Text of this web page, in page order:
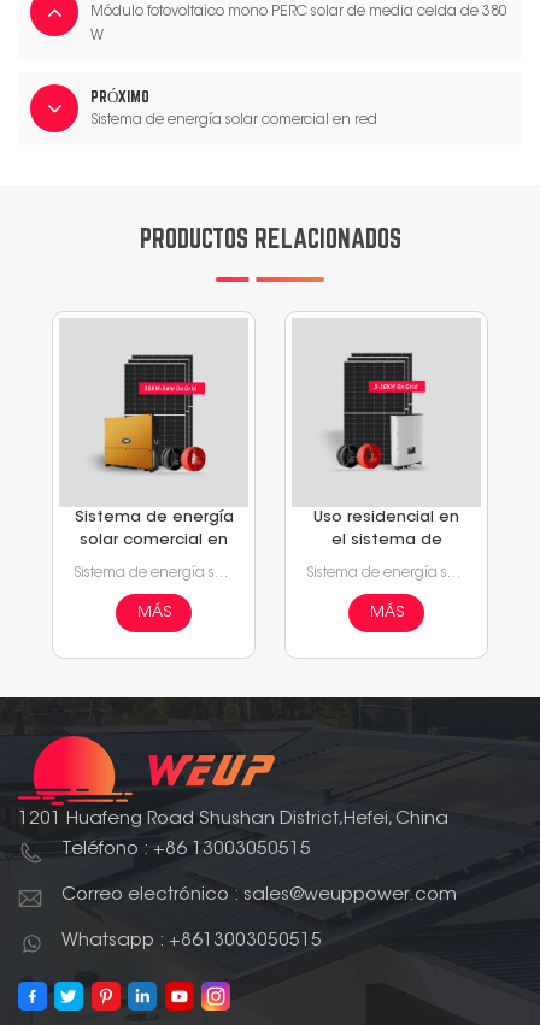
Módulo fotovoltaico mono PERC solar de media celda de 380
W
PRÓXIMO
Sistema de energía solar comercial en red
PRODUCTOS RELACIONADOS
Sistema de energía
solar comercial en
Sistema de energía solar comercial de 50kw a 5MW
MÁS
Uso residencial en
el sistema de
energía solar en
Sistema de energía solar residencial de 5kw a 50kw
MÁS
1201 Huafeng Road Shushan District,Hefei, China
Teléfono : +86 13003050515
Correo electrónico : sales@weuppower.com
Whatsapp : +8613003050515